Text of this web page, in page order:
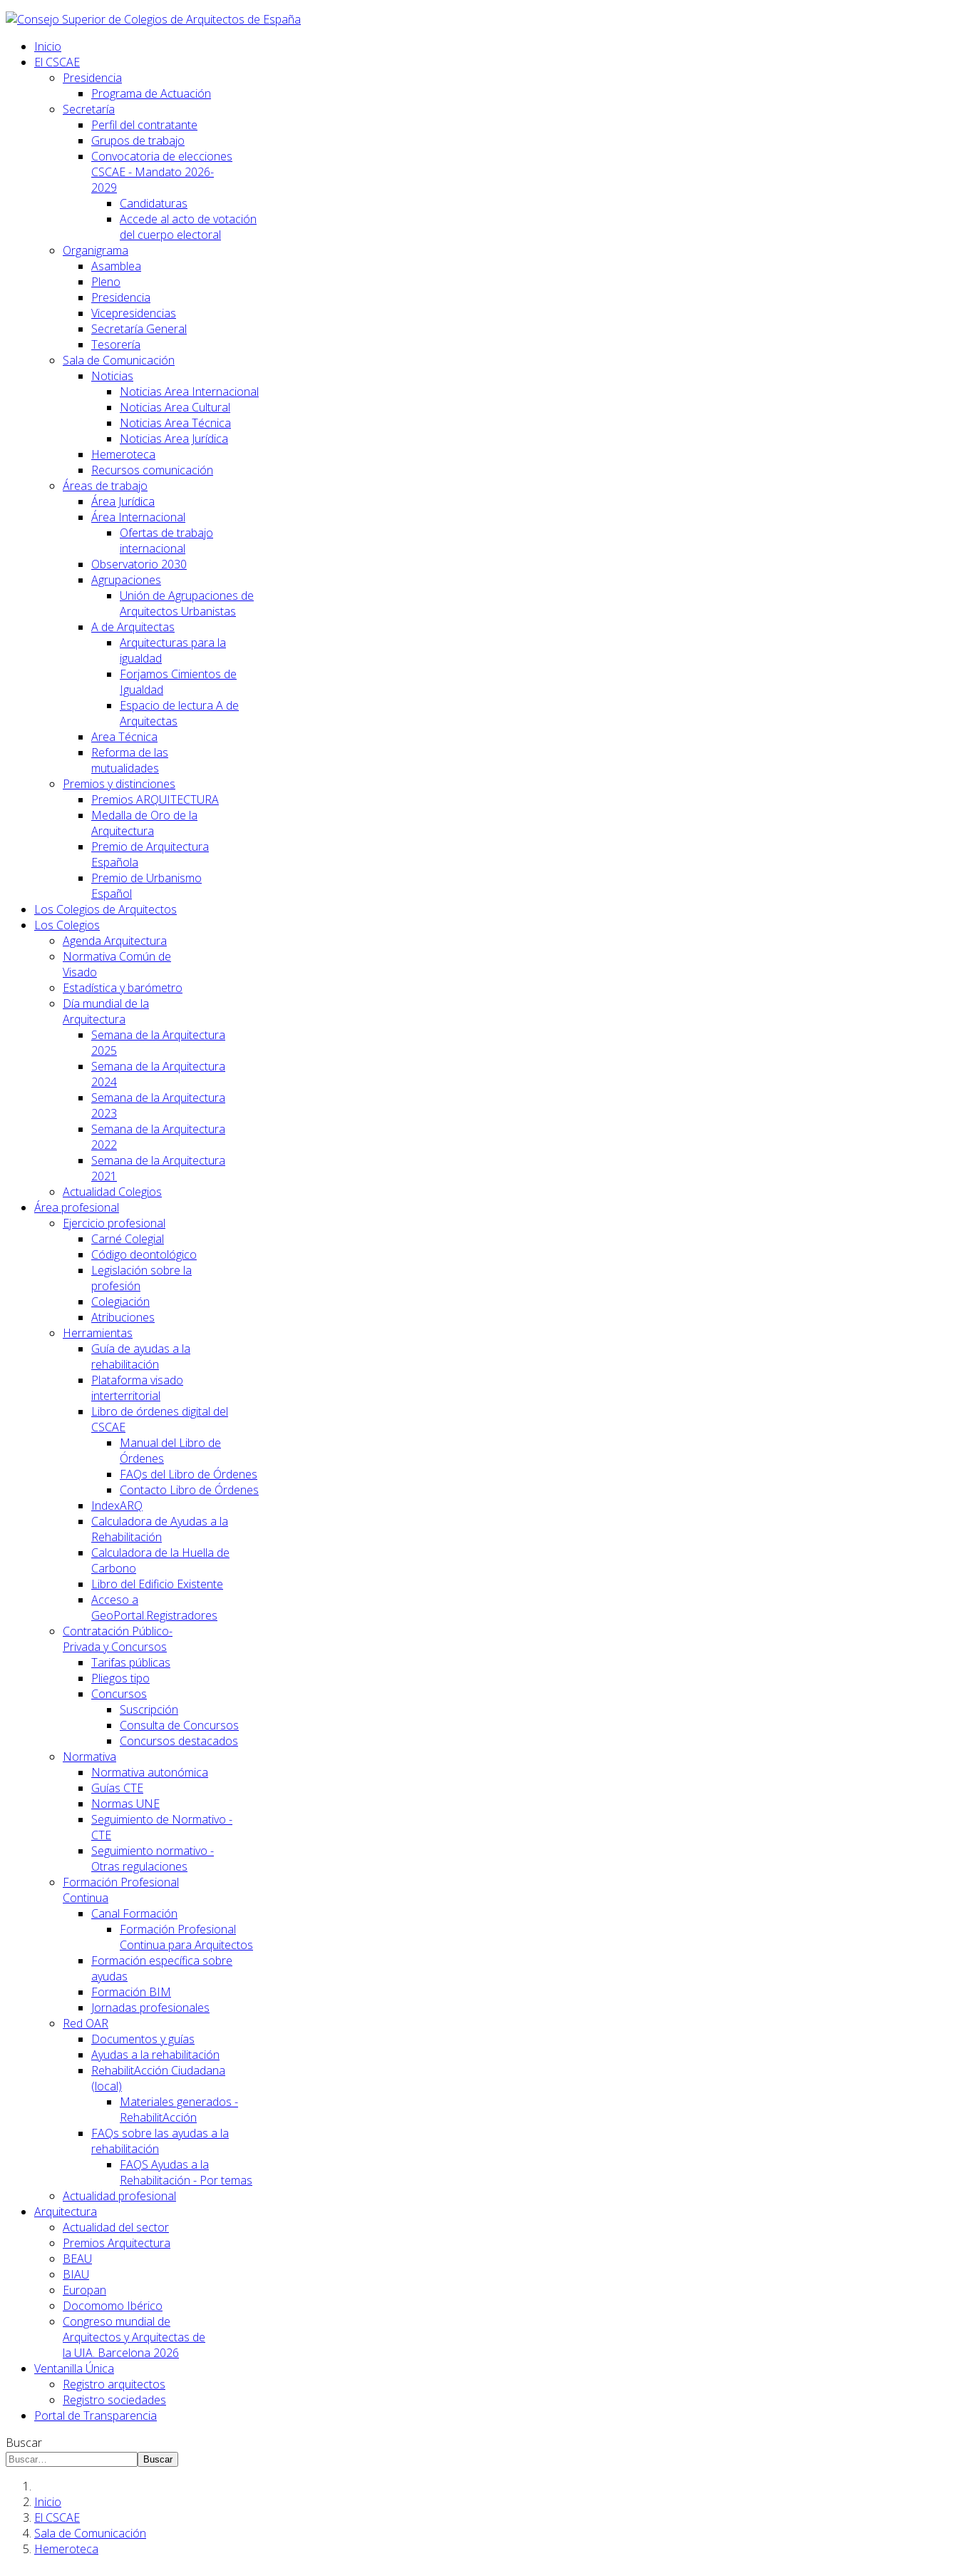
Inicio
El CSCAE
Presidencia
Programa de Actuación
Secretaría
Perfil del contratante
Grupos de trabajo
Convocatoria de elecciones
CSCAE - Mandato 2026-
2029
Candidaturas
Accede al acto de votación
del cuerpo electoral
Organigrama
Asamblea
Pleno
Presidencia
Vicepresidencias
Secretaría General
Tesorería
Sala de Comunicación
Noticias
Noticias Area Internacional
Noticias Area Cultural
Noticias Area Técnica
Noticias Area Jurídica
Hemeroteca
Recursos comunicación
Áreas de trabajo
Área Jurídica
Área Internacional
Ofertas de trabajo
internacional
Observatorio 2030
Agrupaciones
Unión de Agrupaciones de
Arquitectos Urbanistas
A de Arquitectas
Arquitecturas para la
igualdad
Forjamos Cimientos de
Igualdad
Espacio de lectura A de
Arquitectas
Area Técnica
Reforma de las
mutualidades
Premios y distinciones
Premios ARQUITECTURA
Medalla de Oro de la
Arquitectura
Premio de Arquitectura
Española
Premio de Urbanismo
Español
Los Colegios de Arquitectos
Los Colegios
Agenda Arquitectura
Normativa Común de
Visado
Estadística y barómetro
Día mundial de la
Arquitectura
Semana de la Arquitectura
2025
Semana de la Arquitectura
2024
Semana de la Arquitectura
2023
Semana de la Arquitectura
2022
Semana de la Arquitectura
2021
Actualidad Colegios
Área profesional
Ejercicio profesional
Carné Colegial
Código deontológico
Legislación sobre la
profesión
Colegiación
Atribuciones
Herramientas
Guía de ayudas a la
rehabilitación
Plataforma visado
interterritorial
Libro de órdenes digital del
CSCAE
Manual del Libro de
Órdenes
FAQs del Libro de Órdenes
Contacto Libro de Órdenes
IndexARQ
Calculadora de Ayudas a la
Rehabilitación
Calculadora de la Huella de
Carbono
Libro del Edificio Existente
Acceso a
GeoPortal.Registradores
Contratación Público-
Privada y Concursos
Tarifas públicas
Pliegos tipo
Concursos
Suscripción
Consulta de Concursos
Concursos destacados
Normativa
Normativa autonómica
Guías CTE
Normas UNE
Seguimiento de Normativo -
CTE
Seguimiento normativo -
Otras regulaciones
Formación Profesional
Continua
Canal Formación
Formación Profesional
Continua para Arquitectos
Formación específica sobre
ayudas
Formación BIM
Jornadas profesionales
Red OAR
Documentos y guías
Ayudas a la rehabilitación
RehabilitAcción Ciudadana
(local)
Materiales generados -
RehabilitAcción
FAQs sobre las ayudas a la
rehabilitación
FAQS Ayudas a la
Rehabilitación - Por temas
Actualidad profesional
Arquitectura
Actualidad del sector
Premios Arquitectura
BEAU
BIAU
Europan
Docomomo Ibérico
Congreso mundial de
Arquitectos y Arquitectas de
la UIA. Barcelona 2026
Ventanilla Única
Registro arquitectos
Registro sociedades
Portal de Transparencia
Buscar
Buscar
Inicio
El CSCAE
Sala de Comunicación
Hemeroteca